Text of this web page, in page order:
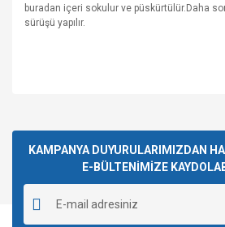
buradan içeri sokulur ve püskürtülür.Daha
sürüşü yapılır.
Yorum Yaz
kullanarak tarafımıza iletebilirsiniz.
Görüş ve önerileriniz için teşekkür
Ürün resmi kalitesiz, bozuk veya
Ürün açıklamasında eksik bilgiler
KAMPANYA DUYURULARIMIZDAN
E-BÜLTENİMİZE